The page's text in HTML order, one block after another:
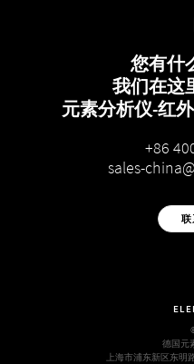
您有什
我们在这
元素分析仪-红
+86
sales-
联
德国元
上海市浦东新区东明